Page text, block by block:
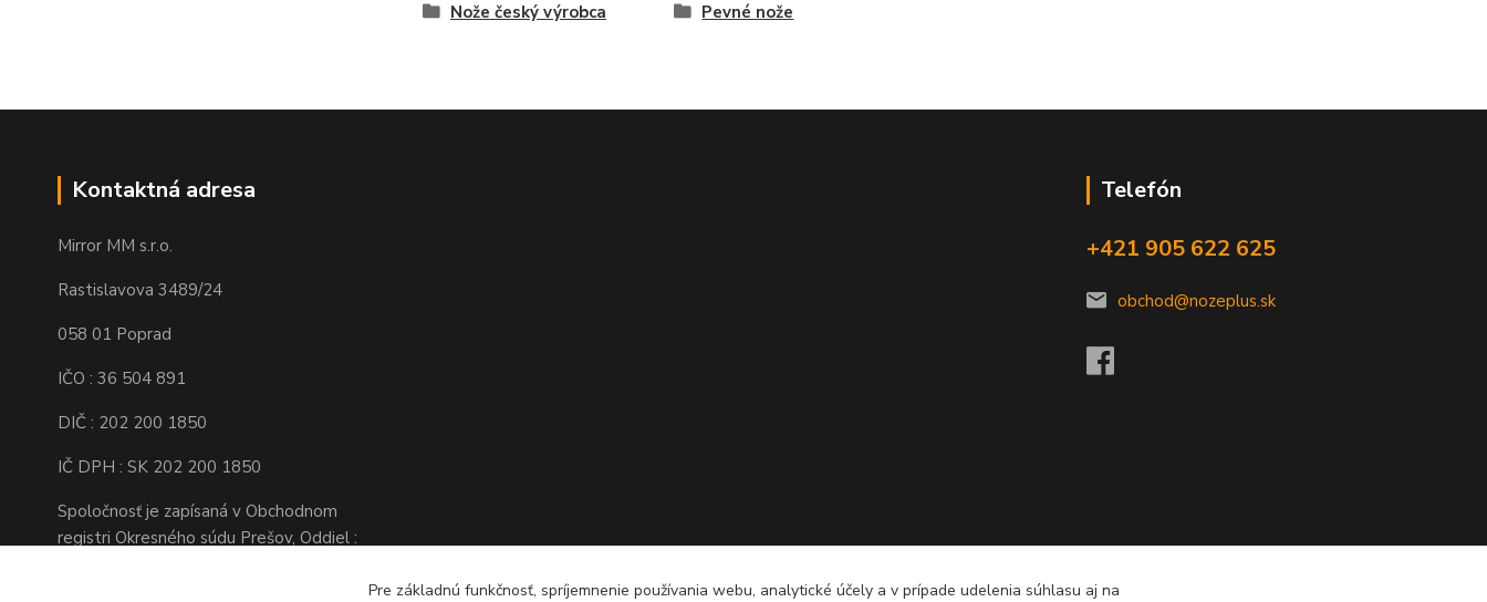
Nože český výrobca Pevné nože
Kontaktná adresa
Mirror MM s.r.o.
Rastislavova 3489/24
058 01 Poprad
IČO : 36 504 891
DIČ : 202 200 1850
IČ DPH : SK 202 200 1850
Spoločnosť je zapísaná v Obchodnom
registri Okresného súdu Prešov, Oddiel :
Telefón
+421 905 622 625
obchod@nozeplus.sk
Pre základnú funkčnosť, spríjemnenie používania webu, analytické účely a v prípade udelenia súhlasu aj na